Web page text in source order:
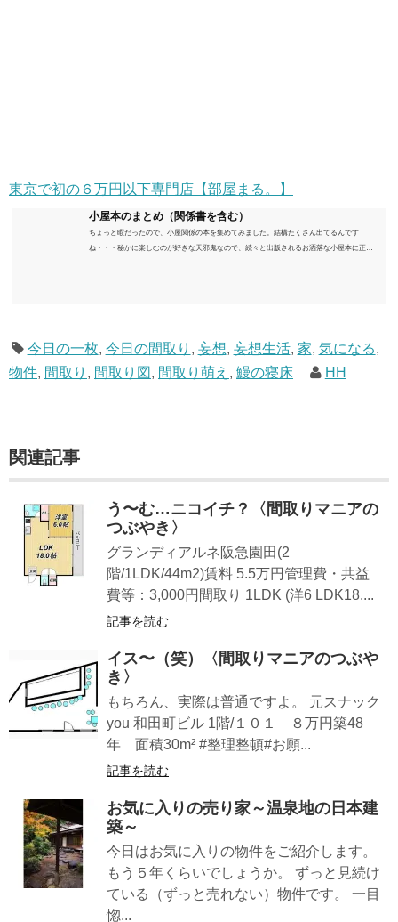
東京で初の６万円以下専門店【部屋まる。】
小屋本のまとめ（関係書を含む）
ちょっと暇だったので、小屋関係の本を集めてみました。結構たくさん出てるんです
ね・・・秘かに楽しむのが好きな天邪鬼なので、続々と出版されるお洒落な小屋本に正直
今日の一枚, 今日の間取り , 妄想, 妄想生活, 家, 気になる,
物件, 間取り , 間取り図 , 間取り萌え , 鰻の寝床 HH
関連記事
う〜む…ニコイチ？〈間取りマニアの
つぶやき〉
グランディアルネ阪急園田(2
階/1LDK/44m2)賃料 5.5万円管理費・共益
費等：3,000円間取り 1LDK (洋6 LDK18....
記事を読む
イス〜（笑）〈間取りマニアのつぶや
き〉
もちろん、実際は普通ですよ。 元スナック
you 和田町ビル 1階/１０１ ８万円築48
年 面積30m² #整理整頓#お願...
記事を読む
お気に入りの売り家～温泉地の日本建
築～
今日はお気に入りの物件をご紹介します。
もう５年くらいでしょうか。 ずっと見続け
ている（ずっと売れない）物件です。 一目
惚...